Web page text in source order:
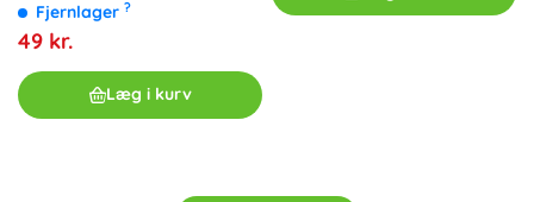
Fjernlager ?
49 kr.
Læg i kurv